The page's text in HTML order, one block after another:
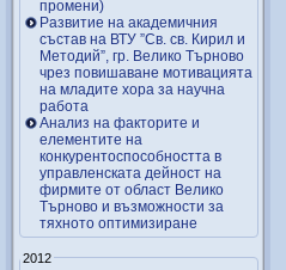
промени)
Развитие на академичния
състав на ВТУ ”Св. св. Кирил и
Методий”, гр. Велико Търново
чрез повишаване мотивацията
на младите хора за научна
работа
Анализ на факторите и
елементите на
конкурентоспособността в
управленската дейност на
фирмите от област Велико
Търново и възможности за
тяхното оптимизиране
2012